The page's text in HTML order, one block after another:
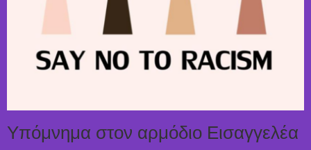
Υπόμνημα στον αρμόδιο Εισαγγελέα